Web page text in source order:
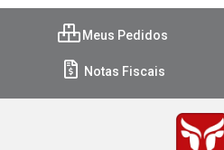
Meus Pedidos
Notas Fiscais